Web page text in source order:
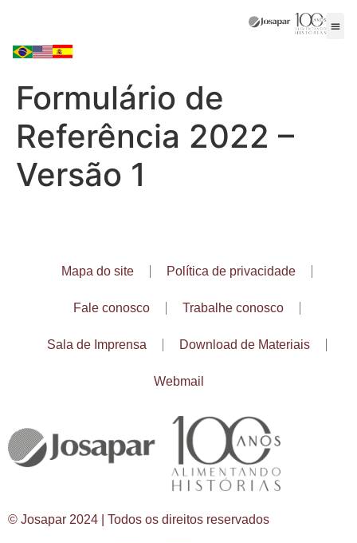
Formulário de
Referência 2022 –
Versão 1
Mapa do site Política de privacidade
Fale conosco Trabalhe conosco
Sala de Imprensa Download de Materiais
Webmail
© Josapar 2024 | Todos os direitos reservados